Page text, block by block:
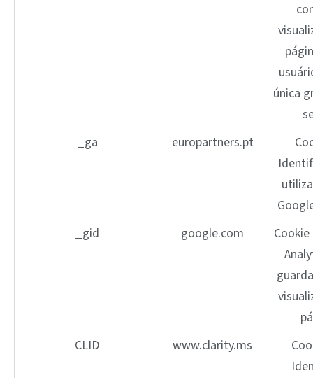
única
_ga
europartners.pt
_gid
google.com
CLID
www.clarity.ms